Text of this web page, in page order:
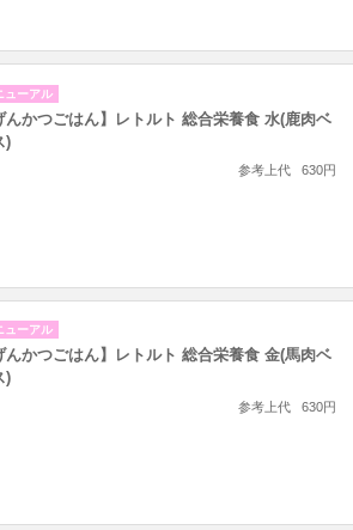
ューアル
んかつごはん】レトルト 総合栄養食 水(鹿肉ベ
)
参考上代 630円
ューアル
んかつごはん】レトルト 総合栄養食 金(馬肉ベ
)
参考上代 630円